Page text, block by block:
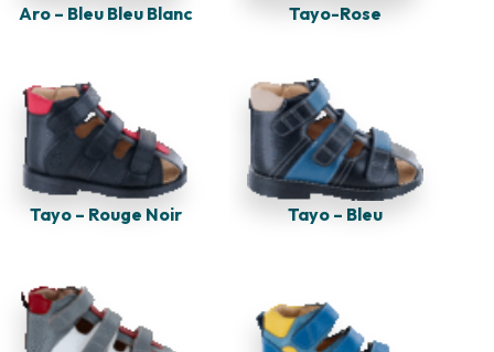
Aro – Bleu Bleu Blanc Tayo-Rose
Tayo – Rouge Noir Tayo – Bleu